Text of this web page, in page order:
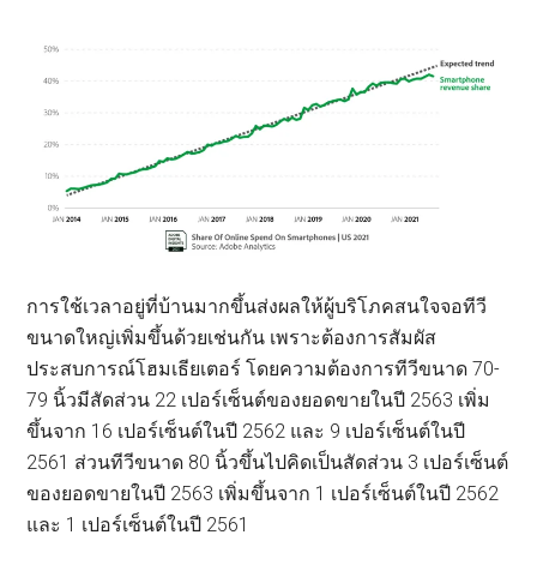
การใช้เวลาอยู่ที่บ้านมากขึ้นส่งผลให้ผู้บริโภคสนใจจอทีวี
ขนาดใหญ่เพิ่มขึ้นด้วยเช่นกัน เพราะต้องการสัมผัส
ประสบการณ์โฮมเธียเตอร์ โดยความต้องการทีวีขนาด 70-
79 นิ้วมีสัดส่วน 22 เปอร์เซ็นต์ของยอดขายในปี 2563 เพิ่ม
ขึ้นจาก 16 เปอร์เซ็นต์ในปี 2562 และ 9 เปอร์เซ็นต์ในปี
2561 ส่วนทีวีขนาด 80 นิ้วขึ้นไปคิดเป็นสัดส่วน 3 เปอร์เซ็นต์
ของยอดขายในปี 2563 เพิ่มขึ้นจาก 1 เปอร์เซ็นต์ในปี 2562
และ 1 เปอร์เซ็นต์ในปี 2561